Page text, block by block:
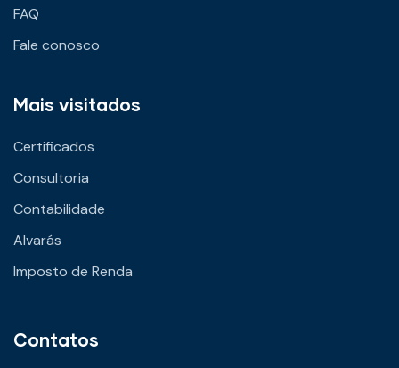
FAQ
Fale conosco
Mais visitados
Certificados
Consultoria
Contabilidade
Alvarás
Imposto de Renda
Contatos